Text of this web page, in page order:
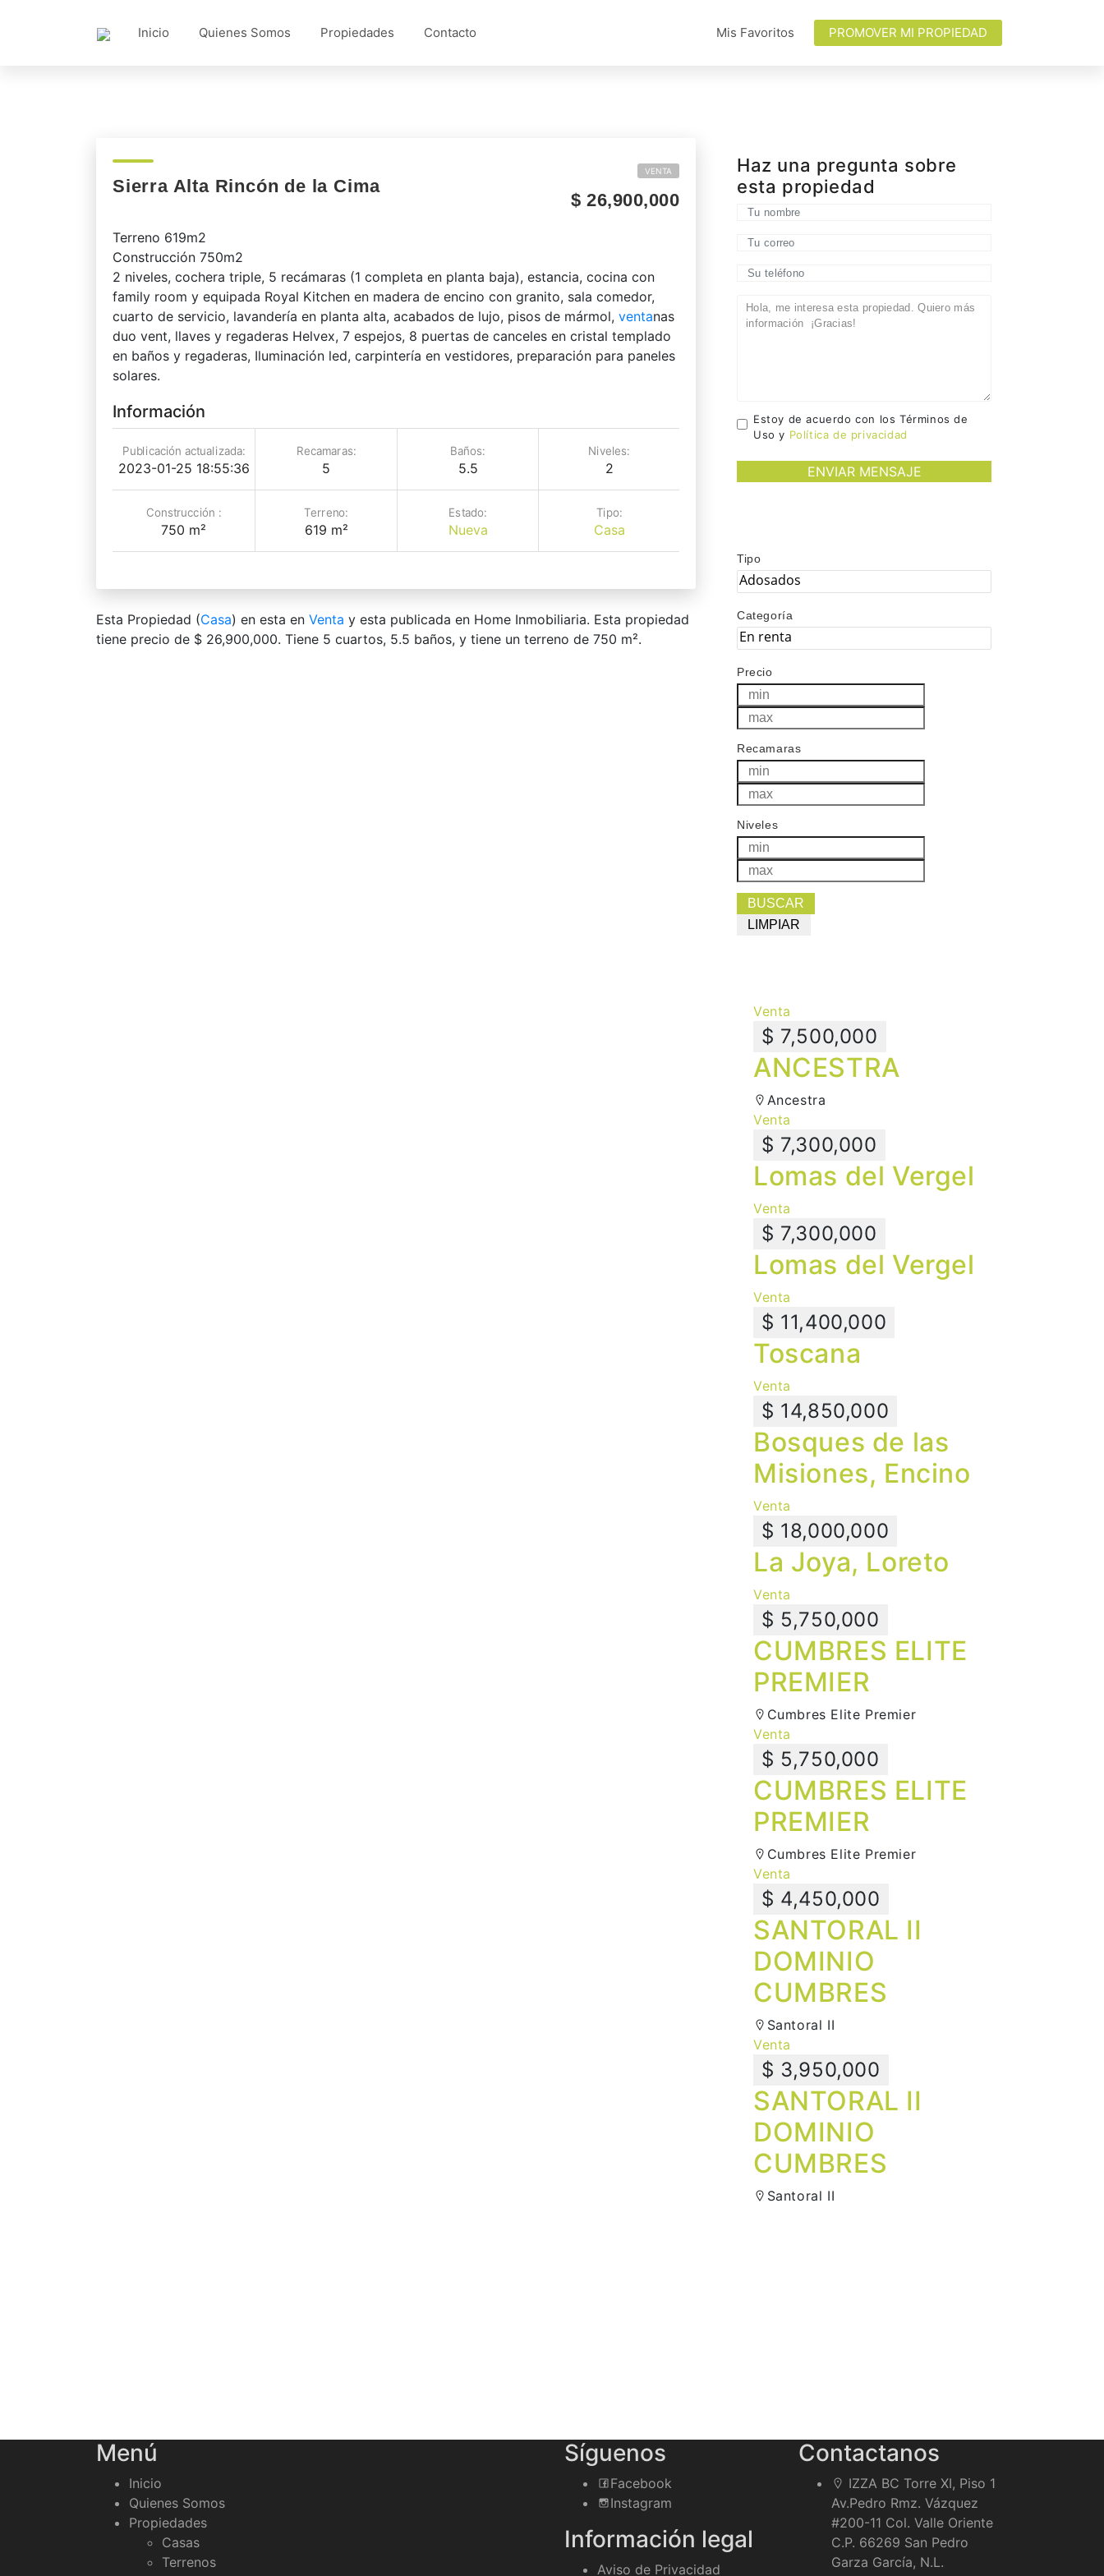
Inicio Quienes Somos Propiedades Contacto Mis Favoritos PROMOVER MI PROPIEDAD
Sierra Alta Rincón de la Cima
VENTA
$ 26,900,000
Terreno 619m2
Construcción 750m2
2 niveles, cochera triple, 5 recámaras (1 completa en planta baja), estancia, cocina con
family room y equipada Royal Kitchen en madera de encino con granito, sala comedor,
cuarto de servicio, lavandería en planta alta, acabados de lujo, pisos de mármol, ventanas
duo vent, llaves y regaderas Helvex, 7 espejos, 8 puertas de canceles en cristal templado
en baños y regaderas, Iluminación led, carpintería en vestidores, preparación para paneles
solares.
Información
Publicación actualizada:
2023-01-25 18:55:36
Recamaras:
5
Baños:
5.5
Niveles:
2
Construcción :
750 m²
Terreno:
619 m²
Estado:
Nueva
Tipo:
Casa
Esta Propiedad (Casa) en esta en Venta y esta publicada en Home Inmobiliaria. Esta propiedad
tiene precio de $ 26,900,000. Tiene 5 сuartos, 5.5 baños, y tiene un terreno de 750 m².
Haz una pregunta sobre
esta propiedad
Estoy de acuerdo con los Términos de
Uso y Política de privacidad
Tipo
Categoría
Precio
Recamaras
Niveles
Venta
$ 7,500,000
ANCESTRA
Ancestra
Venta
$ 7,300,000
Lomas del Vergel
Venta
$ 7,300,000
Lomas del Vergel
Venta
$ 11,400,000
Toscana
Venta
$ 14,850,000
Bosques de las
Misiones, Encino
Venta
$ 18,000,000
La Joya, Loreto
Venta
$ 5,750,000
CUMBRES ELITE
PREMIER
Cumbres Elite Premier
Venta
$ 5,750,000
CUMBRES ELITE
PREMIER
Cumbres Elite Premier
Venta
$ 4,450,000
SANTORAL II
DOMINIO
CUMBRES
Santoral II
Venta
$ 3,950,000
SANTORAL II
DOMINIO
CUMBRES
Santoral II
Menú
Inicio
Quienes Somos
Propiedades
Casas
Terrenos
Síguenos
Facebook
Instagram
Información legal
Aviso de Privacidad
Contactanos
IZZA BC Torre XI, Piso 1
Av.Pedro Rmz. Vázquez
#200-11 Col. Valle Oriente
C.P. 66269 San Pedro
Garza García, N.L.